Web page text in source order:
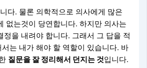
다. 물론 의학적으로 의사에게 많은
없는것이 당연합니다. 하지만 의사는
정을 내려야 합니다. 그래서 그 답을 적
는 내가 해야 할 역할이 있습니다. 바
질문을 잘 정리해서 던지는 것입니다.